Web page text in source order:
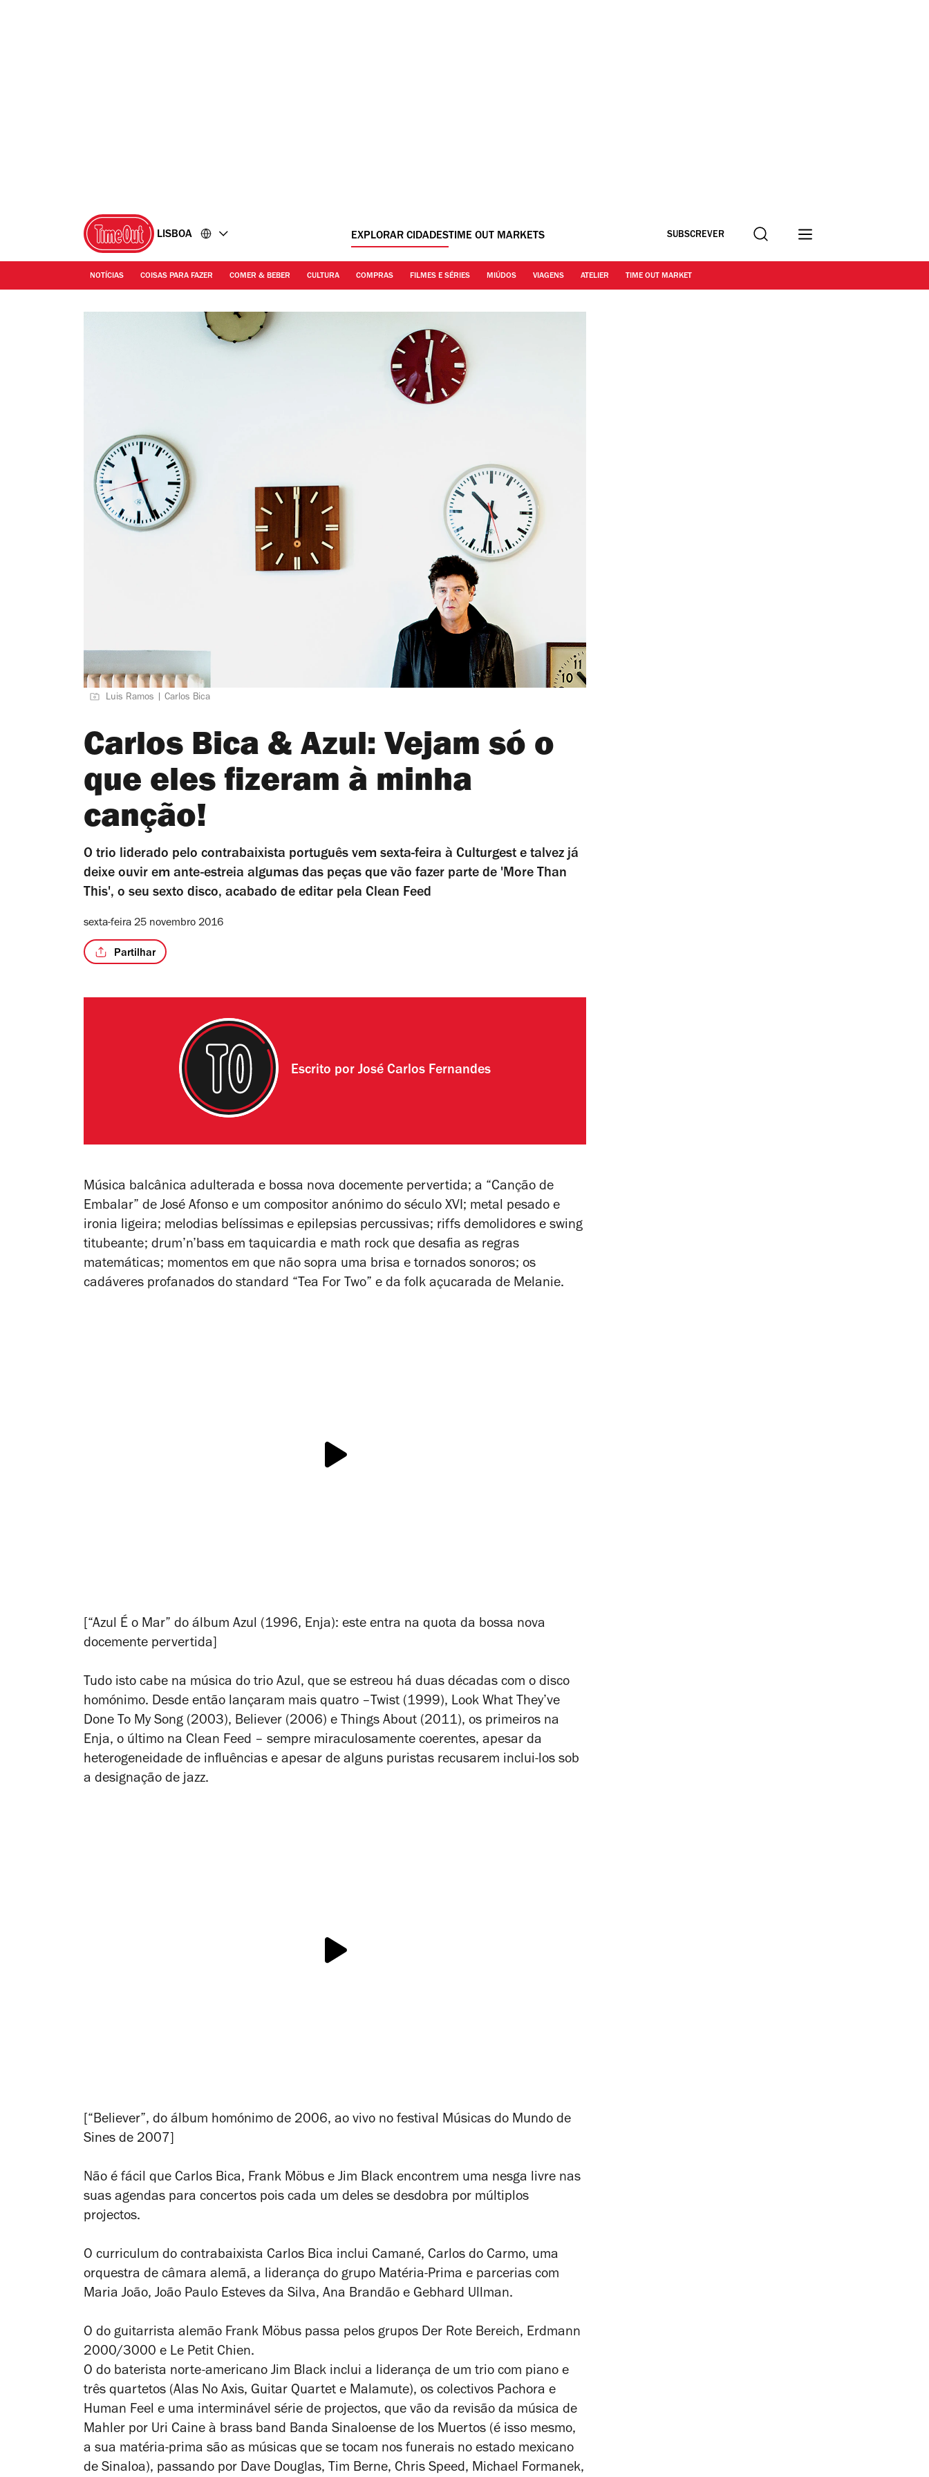
LISBOA EXPLORAR CIDADESTIME OUT MARKETS SUBSCREVER Procurar
NOTÍCIAS COISAS PARA FAZER COMER & BEBER CULTURA COMPRAS FILMES E SÉRIES MIÚDOS VIAGENS ATELIER TIME OUT MARKET
Luis Ramos | Carlos Bica
Carlos Bica & Azul: Vejam só o
que eles fizeram à minha
canção!
O trio liderado pelo contrabaixista português vem sexta-feira à Culturgest e talvez já
deixe ouvir em ante-estreia algumas das peças que vão fazer parte de 'More Than
This', o seu sexto disco, acabado de editar pela Clean Feed
sexta-feira 25 novembro 2016
Partilhar
Escrito por José Carlos Fernandes
Música balcânica adulterada e bossa nova docemente pervertida; a “Canção de
Embalar” de José Afonso e um compositor anónimo do século XVI; metal pesado e
ironia ligeira; melodias belíssimas e epilepsias percussivas; riffs demolidores e swing
titubeante; drum’n’bass em taquicardia e math rock que desafia as regras
matemáticas; momentos em que não sopra uma brisa e tornados sonoros; os
cadáveres profanados do standard “Tea For Two” e da folk açucarada de Melanie.
[“Azul É o Mar” do álbum Azul (1996, Enja): este entra na quota da bossa nova
docemente pervertida]
Tudo isto cabe na música do trio Azul, que se estreou há duas décadas com o disco
homónimo. Desde então lançaram mais quatro –Twist (1999), Look What They’ve
Done To My Song (2003), Believer (2006) e Things About (2011), os primeiros na
Enja, o último na Clean Feed – sempre miraculosamente coerentes, apesar da
heterogeneidade de influências e apesar de alguns puristas recusarem inclui-los sob
a designação de jazz.
[“Believer”, do álbum homónimo de 2006, ao vivo no festival Músicas do Mundo de
Sines de 2007]
Não é fácil que Carlos Bica, Frank Möbus e Jim Black encontrem uma nesga livre nas
suas agendas para concertos pois cada um deles se desdobra por múltiplos
projectos.
O curriculum do contrabaixista Carlos Bica inclui Camané, Carlos do Carmo, uma
orquestra de câmara alemã, a liderança do grupo Matéria-Prima e parcerias com
Maria João, João Paulo Esteves da Silva, Ana Brandão e Gebhard Ullman.
O do guitarrista alemão Frank Möbus passa pelos grupos Der Rote Bereich, Erdmann
2000/3000 e Le Petit Chien.
O do baterista norte-americano Jim Black inclui a liderança de um trio com piano e
três quartetos (Alas No Axis, Guitar Quartet e Malamute), os colectivos Pachora e
Human Feel e uma interminável série de projectos, que vão da revisão da música de
Mahler por Uri Caine à brass band Banda Sinaloense de los Muertos (é isso mesmo,
a sua matéria-prima são as músicas que se tocam nos funerais no estado mexicano
de Sinaloa), passando por Dave Douglas, Tim Berne, Chris Speed, Michael Formanek,